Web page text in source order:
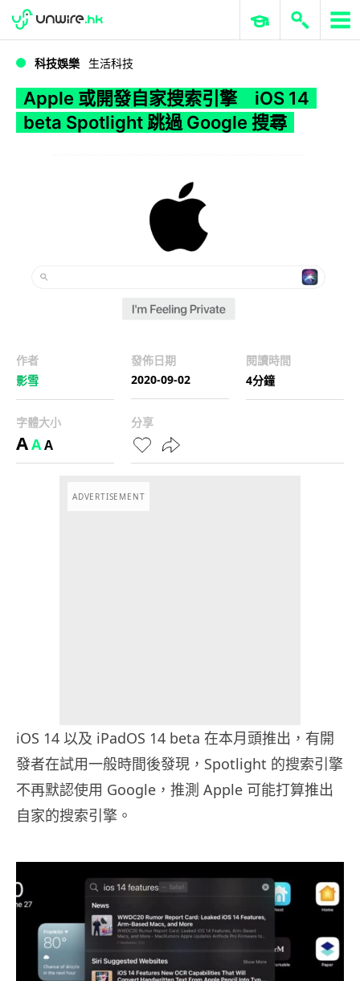
WWDC 2026 ERP 與商業 AI
科技娛樂 生活科技
Apple 或開發自家搜索引擎 iOS 14
beta Spotlight 跳過 Google 搜尋
作者
影雪
發佈日期
2020-09-02
閱讀時間
4分鐘
字體大小
AAA
分享
ADVERTISEMENT
iOS 14 以及 iPadOS 14 beta 在本月頭推出，有開
發者在試用一般時間後發現，Spotlight 的搜索引擎
不再默認使用 Google，推測 Apple 可能打算推出
自家的搜索引擎。